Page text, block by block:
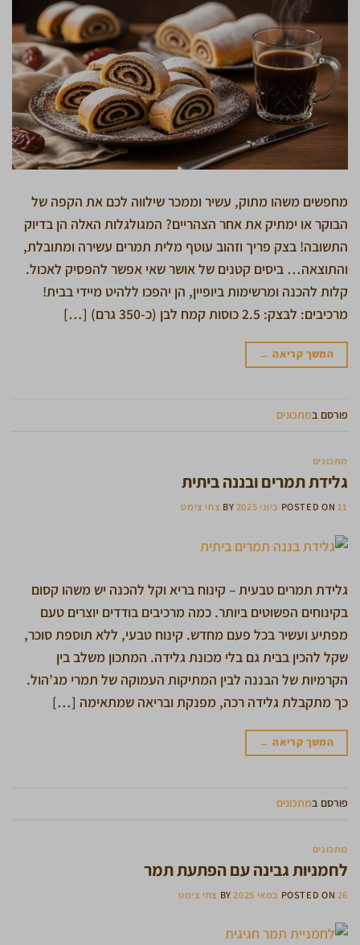
מחפשים משהו מתוק, עשיר וממכר שילווה לכם את הקפה של
הבוקר או ימתיק את אחר הצהריים? המגולגלות האלה הן בדיוק
התשובה! בצק פריך וזהוב עוטף מלית תמרים עשירה ומתובלת,
והתוצאה… ביסים קטנים של אושר שאי אפשר להפסיק לאכול.
קלות להכנה ומרשימות ביופיין, הן יהפכו ללהיט מיידי בבית!
מרכיבים: לבצק: 2.5 כוסות קמח לבן (כ-350 גרם) […]
המשך קריאה→
פורסם במתכונים
מתכונים
גלידת תמרים ובננה ביתית
POSTED ON11 ביוני 2025 BYצחי צימט
גלידת תמרים טבעית – קינוח בריא וקל להכנה יש משהו קסום
בקינוחים הפשוטים ביותר. כמה מרכיבים בודדים יוצרים טעם
מפתיע ועשיר בכל פעם מחדש. קינוח טבעי, ללא תוספת סוכר,
שקל להכין בבית גם בלי מכונת גלידה. המתכון משלב בין
הקרמיות של הבננה לבין המתיקות העמוקה של תמרי מג’הול.
כך מתקבלת גלידה רכה, מפנקת ובריאה שמתאימה […]
המשך קריאה→
פורסם במתכונים
מתכונים
לחמניות גבינה עם הפתעת תמר
POSTED ON26 במאי 2025 BYצחי צימט